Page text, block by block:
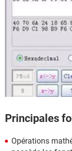
Principales
Opérations